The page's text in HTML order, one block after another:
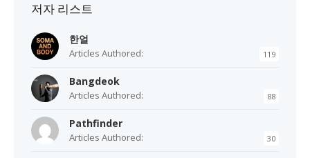
저자 리스트
한얼
Articles Authored: 119
Bangdeok
Articles Authored: 88
Pathfinder
Articles Authored: 30